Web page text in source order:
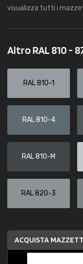
visualizza tutti i
Altro RAL 810 -
RAL 810-1
RAL 810-4
RAL 810-M
RAL 820-3
ACQUISTA